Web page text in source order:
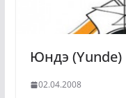
Юндэ (Yunde)
02.04.2008